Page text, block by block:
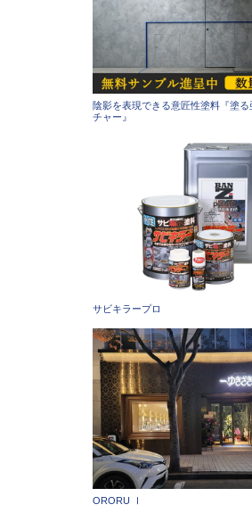
陰影を表現できる意匠性塗料『塗る
チャー』
サビキラープロ
ORORU Ⅰ